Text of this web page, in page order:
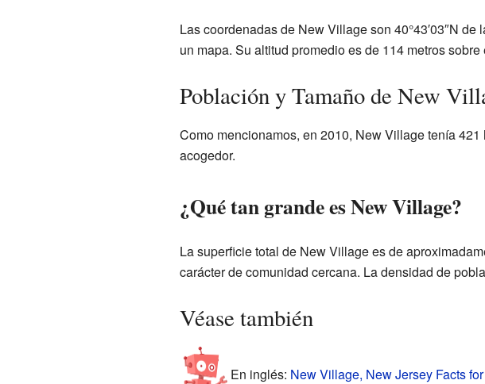
Las coordenadas de New Village son 40°43′03″N
un mapa. Su altitud promedio es de 114 metros
Población y Tamaño de New
Como mencionamos, en 2010, New Village tenía
acogedor.
¿Qué tan grande es New Village?
La superficie total de New Village es de
carácter de comunidad cercana. La densidad de
Véase también
En inglés: New Village, New Jersey Facts